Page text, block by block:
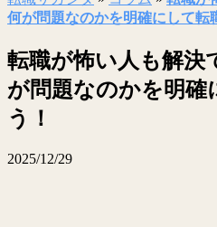
何が問題なのかを明確にして転
転職が怖い人も解決
が問題なのかを明確
う！
2025/12/29